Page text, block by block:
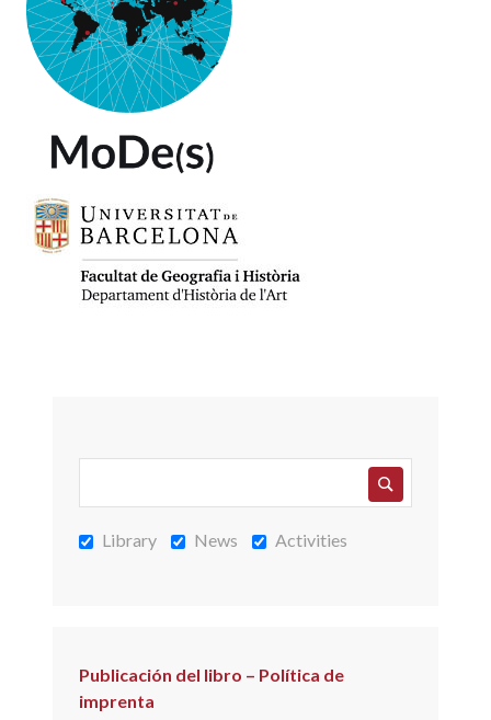
Editorial de la Universidad de Puerto Rico,
2009. (pp. 21-23)
Somoza, María E.
Congreso de Artistas Abstractos de Puerto
Rico. ICP,
1984. (pp.8-10).
Library News Activities
Publicación del libro – Política de
imprenta